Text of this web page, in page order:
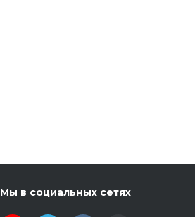
Мы в социальных сетях